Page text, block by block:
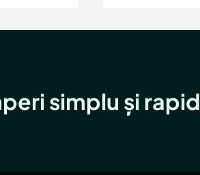
simplu și rapid